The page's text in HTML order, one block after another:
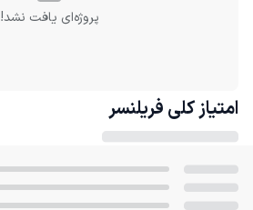
پروژه‌ای یافت نشد!
امتیاز کلی فریلنسر